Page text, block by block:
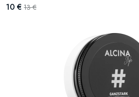
10 € 13 €